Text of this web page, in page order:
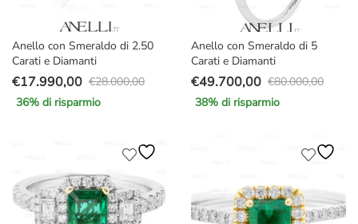
Anello con Smeraldo di 2.50
Carati e Diamanti
€28.000,00
Il
prezzo
€28.000,00.
€17.990,00
Il
prezzo
€17.990,00.
36% di risparmio
Anello con Smeraldo di 5
Carati e Diamanti
€80.000,00
Il
prezzo
€49.700,00
Il
prezzo
38% di risparmio